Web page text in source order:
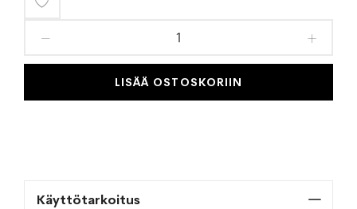
toivelistaan
LISÄÄ OSTOSKORIIN
Käyttötarkoitus